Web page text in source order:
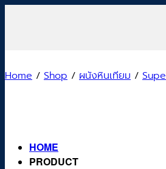
HOME
PRODUCT
Home / Shop / ผนังหินเทียม /